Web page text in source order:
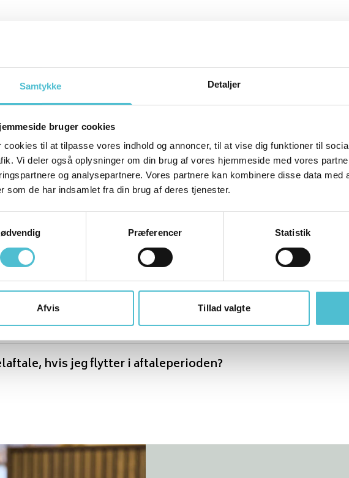
Samtykke Detaljer
bruger cookies
cookies til at tilpasse vores indhold og annoncer, til at vise dig funktioner til
Vi deler også oplysninger om din brug af vores hjemmeside med vores
og analysepartnere. Vores partnere kan kombinere disse data med
som de har indsamlet fra din brug af deres tjenester.
Præferencer Statistik
Afvis Tillad valgte
der er registreret på adressen?
på, når jeg fraflytter?
på, når jeg flytter eller overtager ny bolig?
tilbagevirkende kraft?
jeg forholde mig?
framelder mig el ved flytning?
hvis jeg flytter i aftaleperioden?